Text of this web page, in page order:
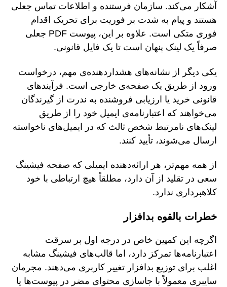
آشکار می‌کند. سازمان فرستنده و اطلاعات تماس جعلی
هستند و پیام به شدت بر فوریت برای تحریک اقدام
فوری متکی است. علاوه بر این، پیوست PDF جعلی
صرفاً یک لینک پنهان است تا یک فایل قانونی.
یکی دیگر از نشانه‌های هشداردهنده‌ی مهم، درخواست
ورود از طریق یک صفحه‌ی خارجی است. فرآیندهای
قانونی خرید یا ارزیابی فروشنده به ندرت از گیرندگان
می‌خواهند که اعتبارنامه‌ی ایمیل خود را از طریق
لینک‌های نامرتبط شخص ثالث که در ایمیل‌های ناخواسته
ارسال می‌شوند، تأیید کنند.
از همه مهم‌تر، هر ارائه‌دهنده ایمیلی که صفحه فیشینگ
سعی در تقلید از آن دارد، مطلقاً هیچ ارتباطی با خود
کلاهبرداری ندارد.
خطرات بالقوه بدافزار
اگرچه این کمپین خاص در درجه اول بر سرقت
اعتبارنامه‌ها تمرکز دارد، اما قالب‌های فیشینگ مشابه
اغلب برای توزیع بدافزار تغییر کاربری می‌دهند. مجرمان
سایبری معمولاً با جاسازی محتوای مضر در پیوست‌ها یا